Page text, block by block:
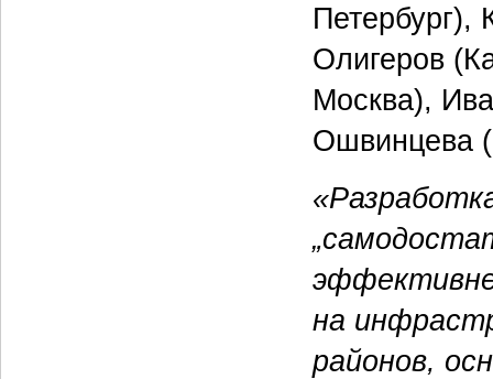
Петербург),
Олигеров
Москва),
Ошвинцева
на
районов,